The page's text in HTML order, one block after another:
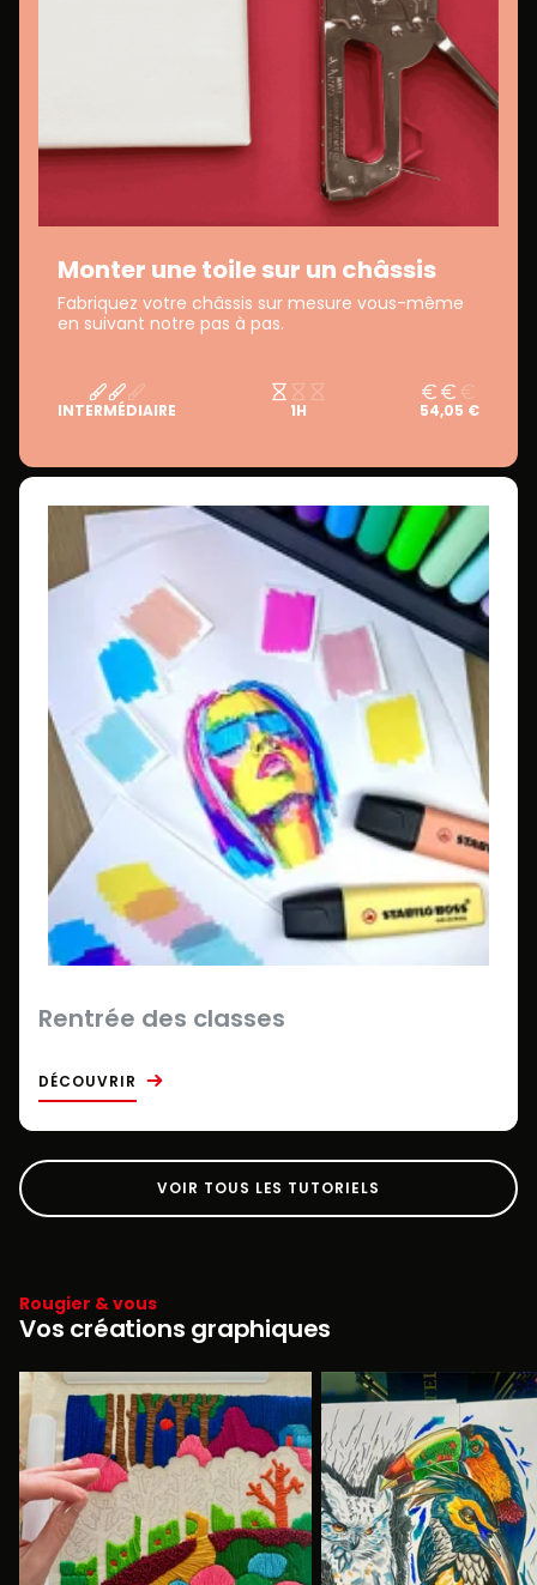
Monter une toile sur un châssis
Fabriquez votre châssis sur mesure vous-même
en suivant notre pas à pas.
INTERMÉDIAIRE 1H 54,05 €
Rentrée des classes
DÉCOUVRIR
VOIR TOUS LES TUTORIELS
Rougier & vous
Vos créations graphiques